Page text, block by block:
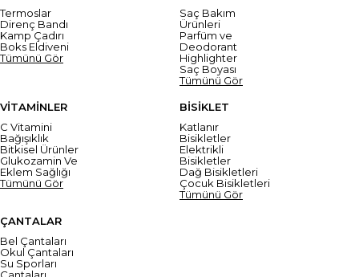
Termoslar
Direnç Bandı
Kamp Çadırı
Boks Eldiveni
Tümünü Gör
Saç Bakım
Ürünleri
Parfüm ve
Deodorant
Highlighter
Saç Boyası
Tümünü Gör
VİTAMİNLER
C Vitamini
Bağışıklık
Bitkisel Ürünler
Glukozamin Ve
Eklem Sağlığı
Tümünü Gör
BİSİKLET
Katlanır
Bisikletler
Elektrikli
Bisikletler
Dağ Bisikletleri
Çocuk Bisikletleri
Tümünü Gör
ÇANTALAR
Bel Çantaları
Okul Çantaları
Su Sporları